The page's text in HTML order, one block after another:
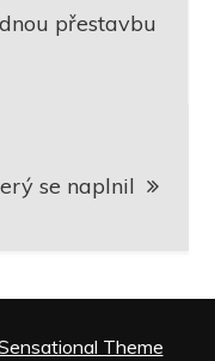
přestavbu
se naplnil
Theme